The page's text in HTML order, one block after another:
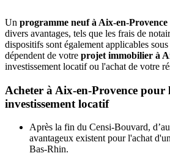
Un programme neuf à Aix-en-Provence
divers avantages, tels que les frais de
dispositifs sont également applicables
dépendent de votre projet immobilier à
investissement locatif ou l'achat de votre
Acheter à Aix-en-Provence pour
investissement locatif
Après la fin du Censi-Bouvard,
avantageux existent pour l'achat
Bas-Rhin.